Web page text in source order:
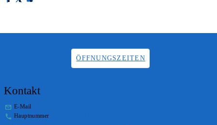
ÖFFNUNGSZEITEN
Kontakt
E-Mail
Hauptnummer